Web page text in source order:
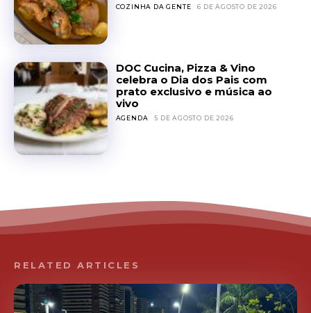
COZINHA DA GENTE 6 DE AGOSTO DE 2026
DOC Cucina, Pizza & Vino
celebra o Dia dos Pais com
prato exclusivo e música ao
vivo
AGENDA 5 DE AGOSTO DE 2026
RELATED ARTICLES